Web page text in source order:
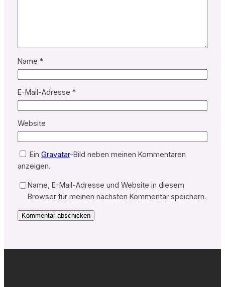
Name *
E-Mail-Adresse *
Website
Ein Gravatar-Bild neben meinen Kommentaren
anzeigen.
Name, E-Mail-Adresse und Website in diesem
Browser für meinen nächsten Kommentar speichern.